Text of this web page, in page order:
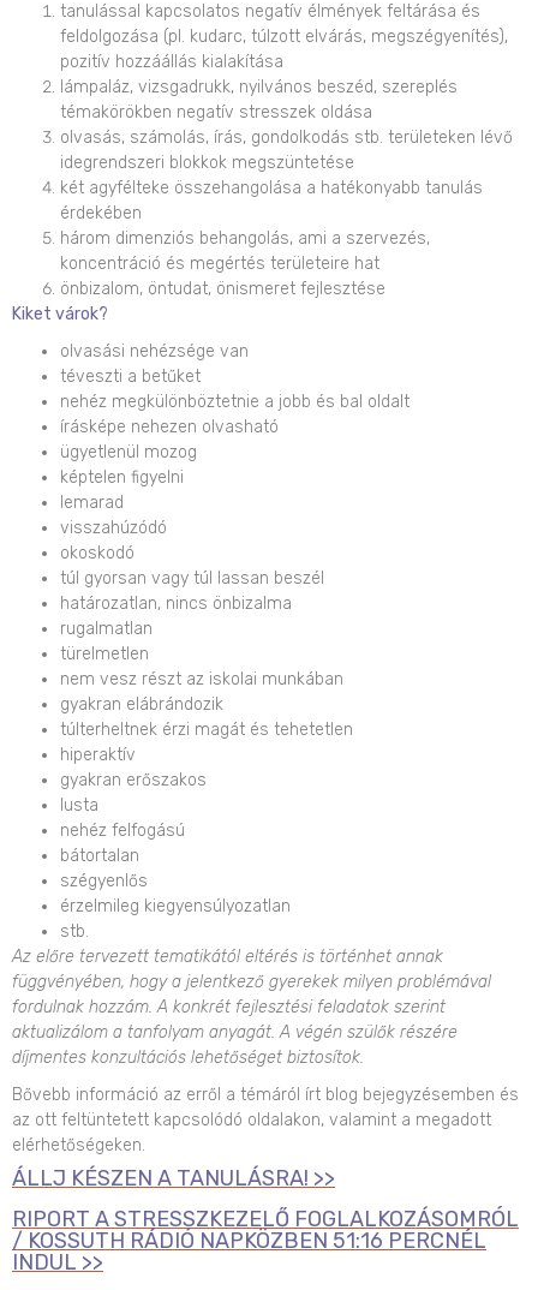
tanulással kapcsolatos negatív élmények feltárása és
feldolgozása (pl. kudarc, túlzott elvárás, megszégyenítés),
pozitív hozzáállás kialakítása
lámpaláz, vizsgadrukk, nyilvános beszéd, szereplés
témakörökben negatív stresszek oldása
olvasás, számolás, írás, gondolkodás stb. területeken lévő
idegrendszeri blokkok megszüntetése
két agyfélteke összehangolása a hatékonyabb tanulás
érdekében
három dimenziós behangolás, ami a szervezés,
koncentráció és megértés területeire hat
önbizalom, öntudat, önismeret fejlesztése
Kiket várok?
olvasási nehézsége van
téveszti a betűket
nehéz megkülönböztetnie a jobb és bal oldalt
írásképe nehezen olvasható
ügyetlenül mozog
képtelen figyelni
lemarad
visszahúzódó
okoskodó
túl gyorsan vagy túl lassan beszél
határozatlan, nincs önbizalma
rugalmatlan
türelmetlen
nem vesz részt az iskolai munkában
gyakran elábrándozik
túlterheltnek érzi magát és tehetetlen
hiperaktív
gyakran erőszakos
lusta
nehéz felfogású
bátortalan
szégyenlős
érzelmileg kiegyensúlyozatlan
stb.
Az előre tervezett tematikától eltérés is történhet annak
függvényében, hogy a jelentkező gyerekek milyen problémával
fordulnak hozzám. A konkrét fejlesztési feladatok szerint
aktualizálom a tanfolyam anyagát. A végén szülők részére
díjmentes konzultációs lehetőséget biztosítok.
Bővebb információ az erről a témáról írt blog bejegyzésemben és
az ott feltüntetett kapcsolódó oldalakon, valamint a megadott
elérhetőségeken.
ÁLLJ KÉSZEN A TANULÁSRA! >>
RIPORT A STRESSZKEZELŐ FOGLALKOZÁSOMRÓL
/ KOSSUTH RÁDIÓ NAPKÖZBEN 51:16 PERCNÉL
INDUL >>